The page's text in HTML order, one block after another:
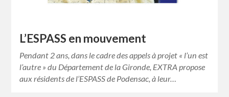
L’ESPASS en mouvement
Pendant 2 ans, dans le cadre des appels à projet « l’un est
l’autre » du Département de la Gironde, EXTRA propose
aux résidents de l’ESPASS de Podensac, à leur…